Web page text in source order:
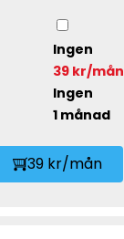
Ingen
39 kr/mån
Ingen
1 månad
39 kr/mån